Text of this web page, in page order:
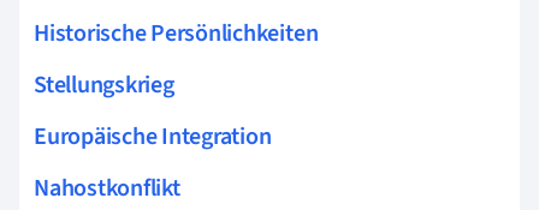
Historische Persönlichkeiten
Stellungskrieg
Europäische Integration
Nahostkonflikt